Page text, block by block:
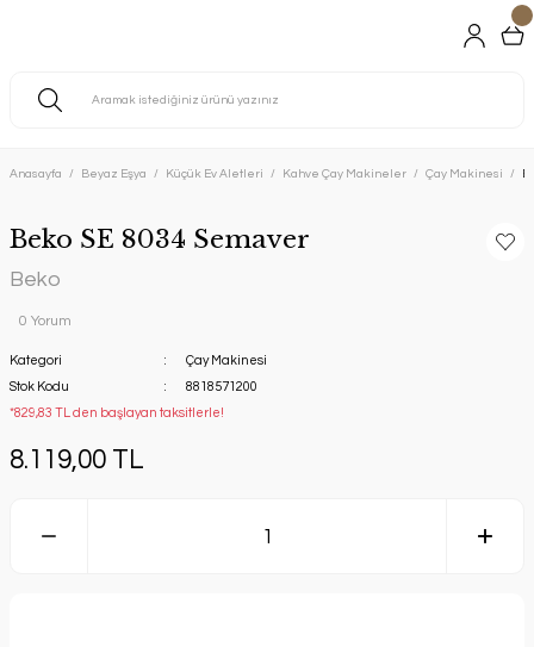
Anasayfa Beyaz Eşya Küçük Ev Aletleri Kahve Çay Makineler Çay Makinesi
Beko SE 8034 Semaver
Beko
0 Yorum
Kategori
Çay Makinesi
Stok Kodu
8818571200
*829,83 TL den başlayan taksitlerle!
8.119,00 TL